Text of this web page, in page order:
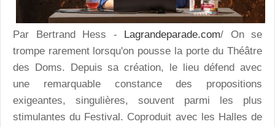
Par Bertrand Hess - Lagrandeparade.com/ On se
trompe rarement lorsqu'on pousse la porte du Théâtre
des Doms. Depuis sa création, le lieu défend avec
une remarquable constance des propositions
exigeantes, singulières, souvent parmi les plus
stimulantes du Festival. Coproduit avec les Halles de